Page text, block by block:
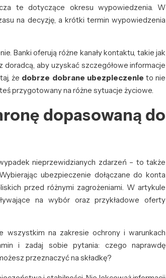
te dotyczące okresu wypowiedzenia. W
na decyzję, a krótki termin wypowiedzenia
Banki oferują różne kanały kontaktu, takie jak
aby uzyskać szczegółowe informacje
że dobrze dobrane ubezpieczenie to nie
przygotowany na różne sytuacje życiowe.
dopasowaną do
nieprzewidzianych zdarzeń – to także
ubezpieczenie dołączane do konta
przed różnymi zagrożeniami. W artykule
na wybór oraz przykładowe oferty
wszystkim na zakresie ochrony i warunkach
i zadaj sobie pytania: czego naprawdę
przeznaczyć na składkę?